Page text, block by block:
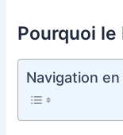
Pourquoi
Navigation